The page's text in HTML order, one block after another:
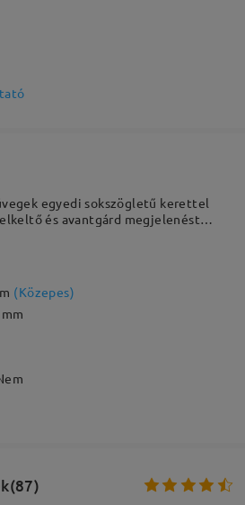
egyedi sokszögletű kerettel
és avantgárd megjelenést
retro, mégis elegáns
(Közepes)